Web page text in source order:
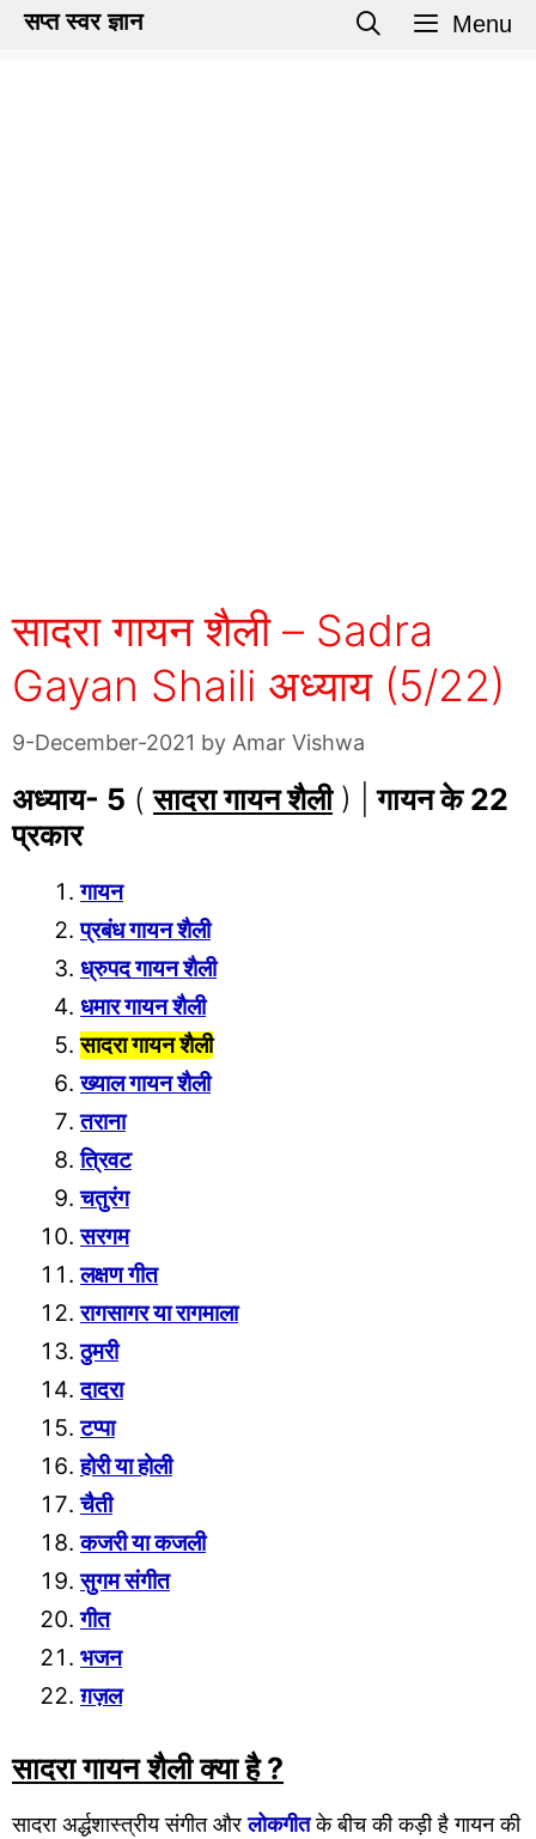
Skipसप्त स्वर ज्ञान Menu
सादरा गायन शैली – Sadra
Gayan Shaili अध्याय (5/22)
9-December-2021 by Amar Vishwa
अध्याय- 5 (सादरा गायन शैली) | गायन के 22
प्रकार
गायन
प्रबंध गायन शैली
ध्रुपद गायन शैली
धमार गायन शैली
सादरा गायन शैली
ख्याल गायन शैली
तराना
त्रिवट
चतुरंग
सरगम
लक्षण गीत
रागसागर या रागमाला
ठुमरी
दादरा
टप्पा
होरी या होली
चैती
कजरी या कजली
सुगम संगीत
गीत
भजन
ग़ज़ल
सादरागायन शैलीक्या है ?
सादरा अर्द्धशास्त्रीय संगीत औरलोकगीतके बीच की कड़ी है गायन की